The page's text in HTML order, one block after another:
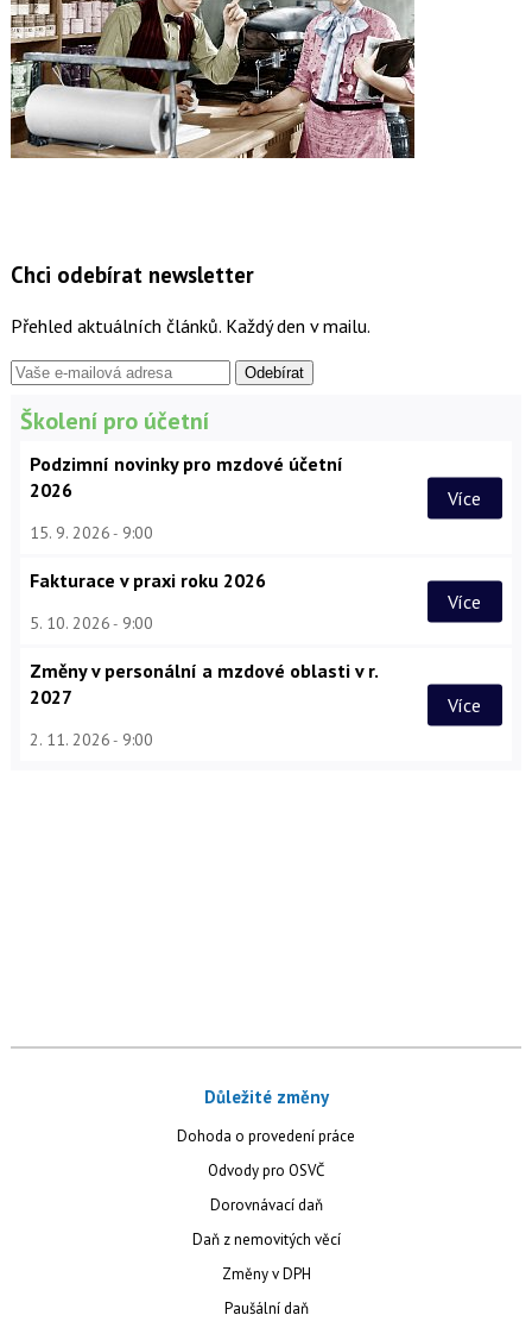
Chci odebírat newsletter
Přehled aktuálních článků. Každý den v mailu.
Školení pro účetní
Podzimní novinky pro mzdové účetní
2026
15. 9. 2026 9:00
Více
Fakturace v praxi roku 2026
5. 10. 2026 9:00
Více
Změny v personální a mzdové oblasti v r.
2027
2. 11. 2026 9:00
Více
Důležité změny
Dohoda o provedení práce
Odvody pro OSVČ
Dorovnávací daň
Daň z nemovitých věcí
Změny v DPH
Paušální daň